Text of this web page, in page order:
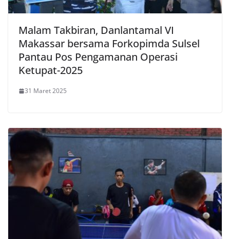
Malam Takbiran, Danlantamal VI
Makassar bersama Forkopimda Sulsel
Pantau Pos Pengamanan Operasi
Ketupat-2025
31 Maret 2025